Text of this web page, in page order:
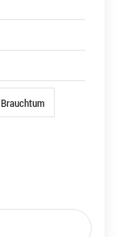
Brauchtum